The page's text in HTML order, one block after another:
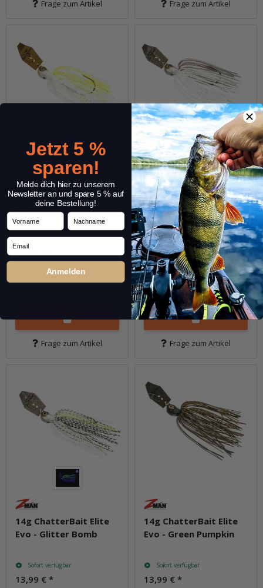
Frage zum Artikel Frage zum Artikel
14g ChatterBait Elite
Evo - Chartreuse /
White
Sofort verfügbar
13,99 €*
Packung: 1 Stk.
Frage zum Artikel
14g ChatterBait Elite
Evo - Electric Shad
Sofort verfügbar
13,99 €*
Packung: 1 Stk.
Pkg.
Frage zum Artikel
14g ChatterBait Elite
Evo - Glitter Bomb
Sofort verfügbar
13,99 € *
14g ChatterBait Elite
Evo - Green Pumpkin
Sofort verfügbar
13,99 € *
Jetzt 5 %
sparen!
Melde dich hier zu unserem
Newsletter an und spare 5 % auf
deine Bestellung!
Vorname Nachname
Email
Anmelden